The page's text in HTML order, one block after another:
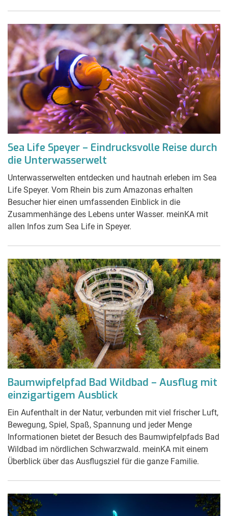
Sea Life Speyer – Eindrucksvolle Reise durch
die Unterwasserwelt
Unterwasserwelten entdecken und hautnah erleben im Sea
Life Speyer. Vom Rhein bis zum Amazonas erhalten
Besucher hier einen umfassenden Einblick in die
Zusammenhänge des Lebens unter Wasser. meinKA mit
allen Infos zum Sea Life in Speyer.
Baumwipfelpfad Bad Wildbad – Ausflug mit
einzigartigem Ausblick
Ein Aufenthalt in der Natur, verbunden mit viel frischer Luft,
Bewegung, Spiel, Spaß, Spannung und jeder Menge
Informationen bietet der Besuch des Baumwipfelpfads Bad
Wildbad im nördlichen Schwarzwald. meinKA mit einem
Überblick über das Ausflugsziel für die ganze Familie.